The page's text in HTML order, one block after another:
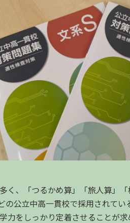
、「つるかめ算」「旅人算」「
公立中高一貫校で採用されて
をしっかり定着させることが